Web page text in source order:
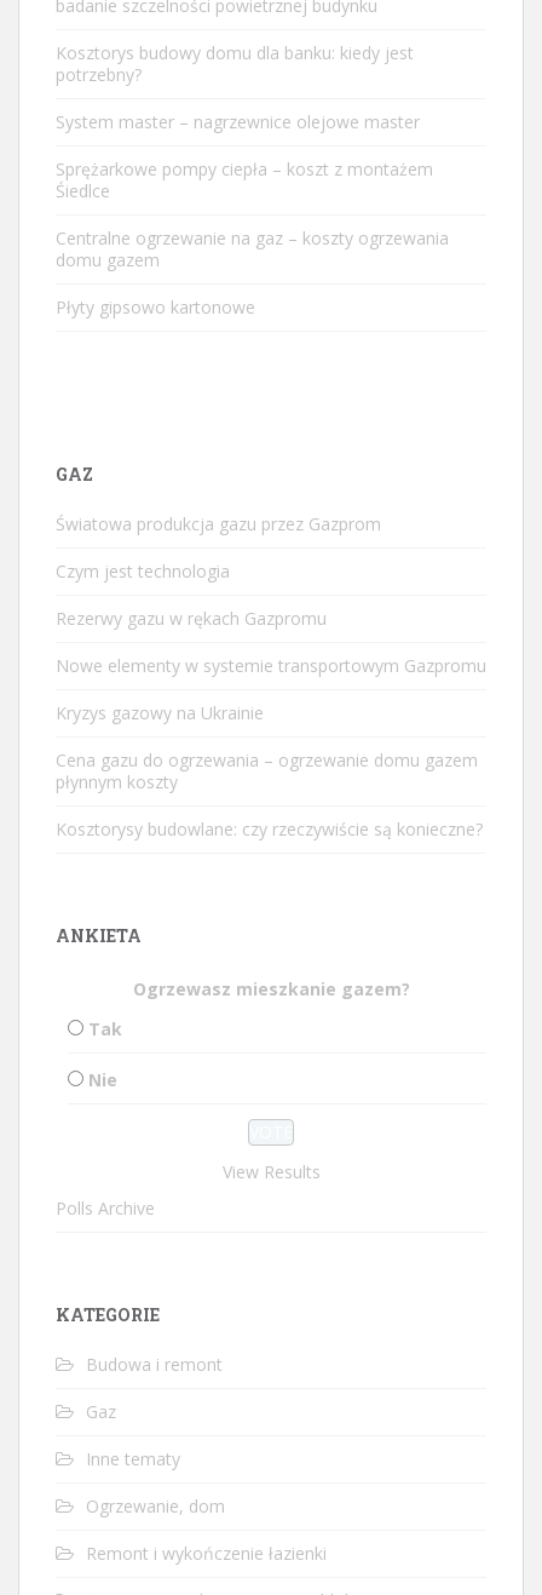
badanie szczelności powietrznej budynku
Kosztorys budowy domu dla banku: kiedy jest
potrzebny?
System master – nagrzewnice olejowe master
Sprężarkowe pompy ciepła – koszt z montażem
Śiedlce
Centralne ogrzewanie na gaz – koszty ogrzewania
domu gazem
Płyty gipsowo kartonowe
GAZ
Światowa produkcja gazu przez Gazprom
Czym jest technologia
Rezerwy gazu w rękach Gazpromu
Nowe elementy w systemie transportowym Gazpromu
Kryzys gazowy na Ukrainie
Cena gazu do ogrzewania – ogrzewanie domu gazem
płynnym koszty
Kosztorysy budowlane: czy rzeczywiście są konieczne?
ANKIETA
Ogrzewasz mieszkanie gazem?
Tak
Nie
View Results
Polls Archive
KATEGORIE
Budowa i remont
Gaz
Inne tematy
Ogrzewanie, dom
Remont i wykończenie łazienki